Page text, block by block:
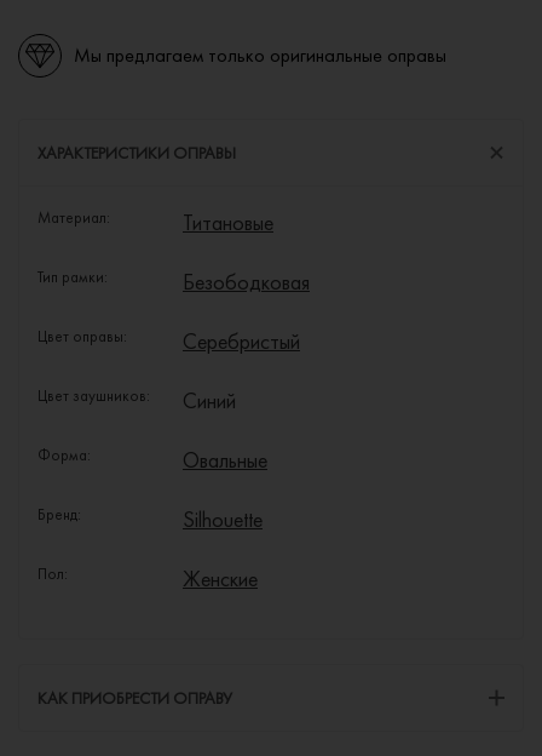
Мы предлагаем только оригинальные оправы
ХАРАКТЕРИСТИКИ ОПРАВЫ
Материал: Титановые
Тип рамки: Безободковая
Цвет оправы: Серебристый
Цвет заушников: Синий
Форма: Овальные
Бренд: Silhouette
Пол: Женские
КАК ПРИОБРЕСТИ ОПРАВУ